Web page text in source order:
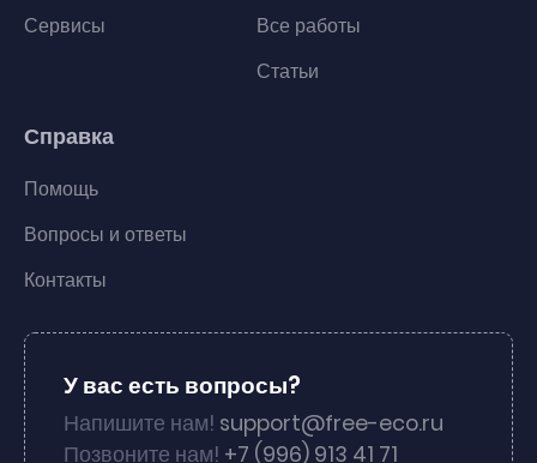
Сервисы
Все работы
Статьи
Справка
Помощь
Вопросы и ответы
Контакты
У вас есть вопросы?
Напишите нам! support@free-eco.ru
Позвоните нам! +7 (996) 913 41 71